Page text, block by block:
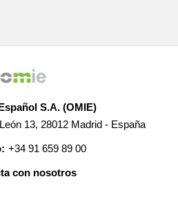
S.A. (OMIE)
13, 28012 Madrid - España
+34 91 659 89 00
con nosotros